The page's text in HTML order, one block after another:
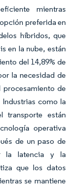
mientras
preferida en
híbridos, que
en la nube, están
del 14,89% de
la necesidad de
de
como la
transporte están
operativa
de un paso de
la latencia y la
que los datos
se mantiene